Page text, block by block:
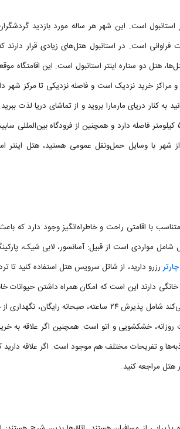
است. این شهر هر ساله مورد بازدید گردشگران
است. در استانبول هتل‌های زیادی قرار دارند که
هتل دو ستاره اینتر استانبول است. این اقامتگاه
و مراکز خرید نزدیک است و فاصله نزدیکی تا مرکز شهر
دریای مارمارا بروید و از تماشای دریا لذت ببرید.
دارید، نگران نباشید زیرا هتل اینتر تا فرودگاه استانبول ۵۵ کیلومتر فاصله دارد و همچنین از
از شهر با وسایل حمل‌و‌نقل عمومی هستید، هتل
متناسب با اقامتی راحت و خاطراه‌انگیز وجود دارد که
شامل مواردی است از قبیل: آسانسور، لابی شیک،
رزرو دارید، از شاتل سرویس هتل استفاده کنید تا
دارند این است که امکان همراه داشتن حیوانات
خدمات خوبی که هتل اینتر استانبول برای مسافران ارائه می‌کند شامل پذیرش
خشکشویی و اتو است. همچنین اگر علاقه‌ به
و تفریحات مختلف هم موجود است. اگر علاقه دارید
هتل مراجعه کنید.